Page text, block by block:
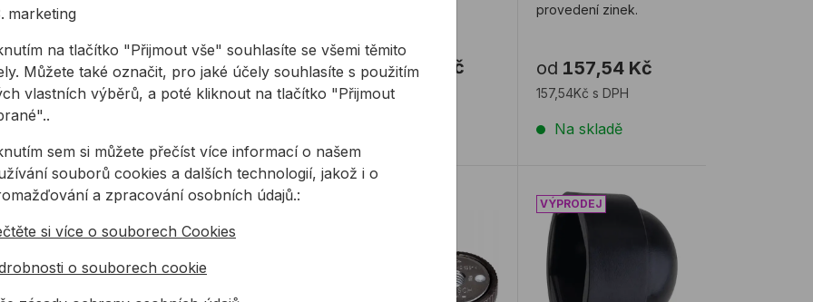
s přírubou v
produkt
minimální ...
55,66 Kč
s DPH
od35,33 Kč
35,33Kč s DPH
od394,46 Kč
394,46Kč s DPH
provedení zinek.
od 157,54 Kč
157,54Kč s DPH
Na skladě
nízká DIN 439 Zn Matice nízká DIN 439 A2 Matica BOSCH na rýchle upínanie SDS ClickKrytka matice M10 plastová černá
marketing
na tlačítko "Přijmout vše" souhlasíte se všemi těmito
Můžete také označit, pro jaké účely souhlasíte s použitím
vlastních výběrů, a poté kliknout na tlačítko "Přijmout
sem si můžete přečíst více informací o našem
souborů cookies a dalších technologií, jakož i o
a zpracování osobních údajů.:
si více o souborech Cookies
o souborech cookie